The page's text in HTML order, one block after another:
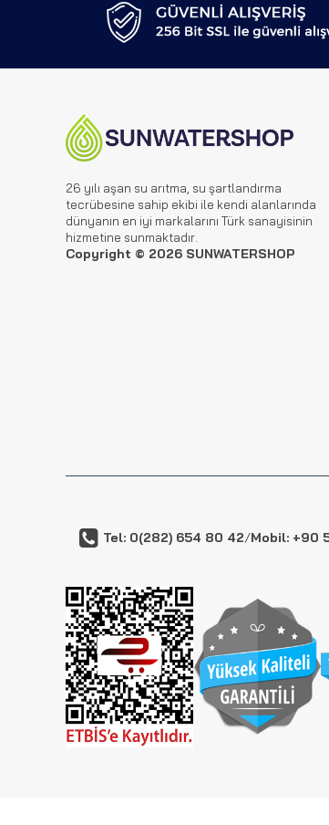
26 yılı aşan su arıtma, su şartlandırma
tecrübesine sahip ekibi ile kendi alanlarında
dünyanın en iyi markalarını Türk sanayisinin
hizmetine sunmaktadır.
Copyright © 2026 SUNWATERSHOP
Tel: 0(282) 654 80 42/Mobil: +90